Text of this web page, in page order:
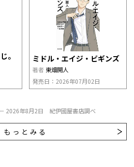
。 ミドル・エイジ・ビギンズ
著者 東畑開人
発売日：2026年07月02日
2026年8月2日 紀伊國屋書店調べ
もっとみる